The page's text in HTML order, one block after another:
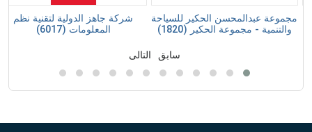
مجموعة عبدالمحسن الحكير للسياحة
والتنمية - مجموعة الحكير (1820)
شركة جاهز الدولية لتقنية نظم
المعلومات (6017)
سابق التالى